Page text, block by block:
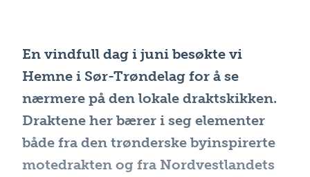
En vindfull dag i juni besøkte vi
Hemne i Sør-Trøndelag for å se
nærmere på den lokale draktskikken.
Draktene her bærer i seg elementer
både fra den trønderske byinspirerte
motedrakten og fra Nordvestlandets